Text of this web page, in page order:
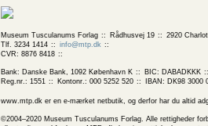
Museum Tusculanums Forlag Rådhusvej 19
2920
Tlf. 3234 1414
info@mtp.dk
CVR: 8876 8418
Bank: Danske Bank, 1092 København K
BIC: DABADKKK
Reg.nr.: 1551
Kontonr.: 000 5252 520 IBAN: DK98 3000
www.mtp.dk er en e-mærket netbutik, og derfor har du altid
©2004–2020 Museum Tusculanums Forlag. Alle rettigheder